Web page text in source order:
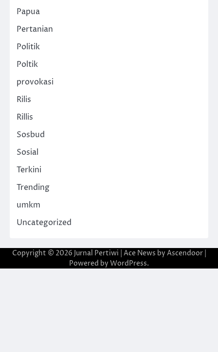
Papua
Pertanian
Politik
Poltik
provokasi
Rilis
Rillis
Sosbud
Sosial
Terkini
Trending
umkm
Uncategorized
Copyright © 2026 Jurnal Pertiwi | Ace News by Ascendoor|
Powered by WordPress.